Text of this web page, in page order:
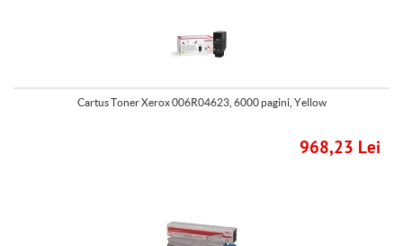
Cartus Toner Xerox 006R04623, 6000 pagini, Yellow
968,23 Lei